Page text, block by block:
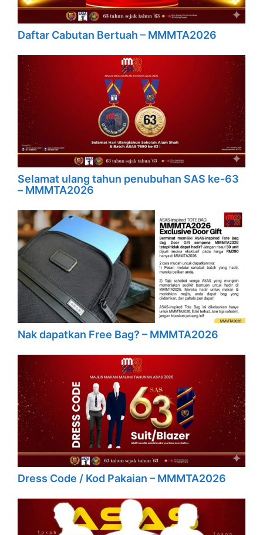
Daftar Cabutan Bertuah – MMMTA2026
Selamat ulang tahun penubuhan SAS ke-63
– MMMTA2026
Nak dapatkan Free Bag? – MMMTA2026
Dress Code / Kod Pakaian – MMMTA2026